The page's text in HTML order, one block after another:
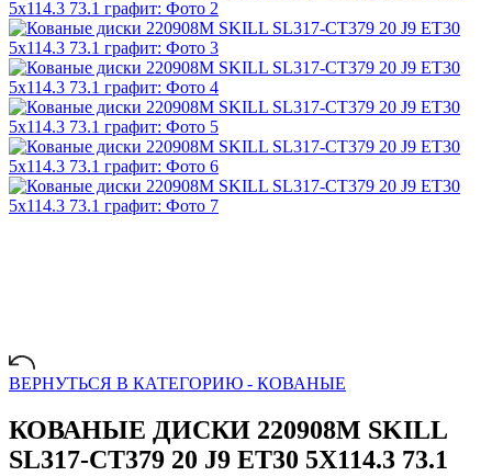
ВЕРНУТЬСЯ В КАТЕГОРИЮ - КОВАНЫЕ
КОВАНЫЕ ДИСКИ 220908M SKILL
SL317-CT379 20 J9 ET30 5X114.3 73.1